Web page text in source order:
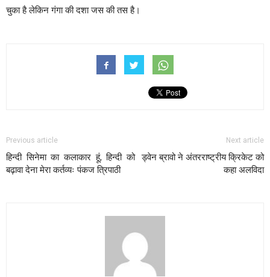
चुका है लेकिन गंगा की दशा जस की तस है।
Previous article
हिन्दी सिनेमा का कलाकार हूं, हिन्दी को
बढ़ावा देना मेरा कर्तव्यः पंकज त्रिपाठी
Next article
ड्वेन ब्रावो ने अंतरराष्ट्रीय क्रिकेट को
कहा अलविदा